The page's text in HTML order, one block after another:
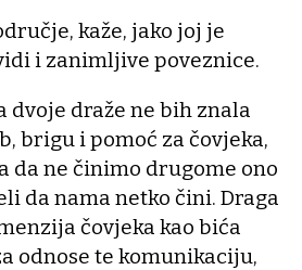
kaže, jako joj je
i zanimljive poveznice.
dvoje draže ne bih znala
brigu i pomoć za čovjeka,
da ne činimo drugome ono
da nama netko čini. Draga
čovjeka kao bića
odnose te komunikaciju,